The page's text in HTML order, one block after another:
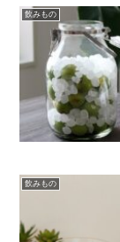
飲みもの
飲みもの